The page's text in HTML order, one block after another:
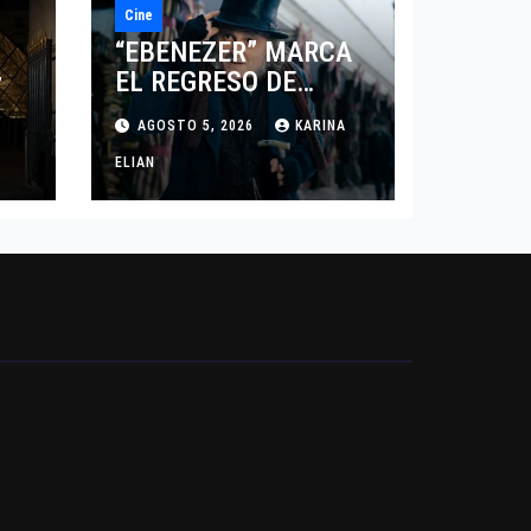
Cine
“EBENEZER” MARCA
EL REGRESO DE
JOHNNY DEPP A
HOLLYWOOD TRAS SU
PASO POR EL CINE
INDEPENDIENTE
AGOSTO 5, 2026 KARINA
ELIAN